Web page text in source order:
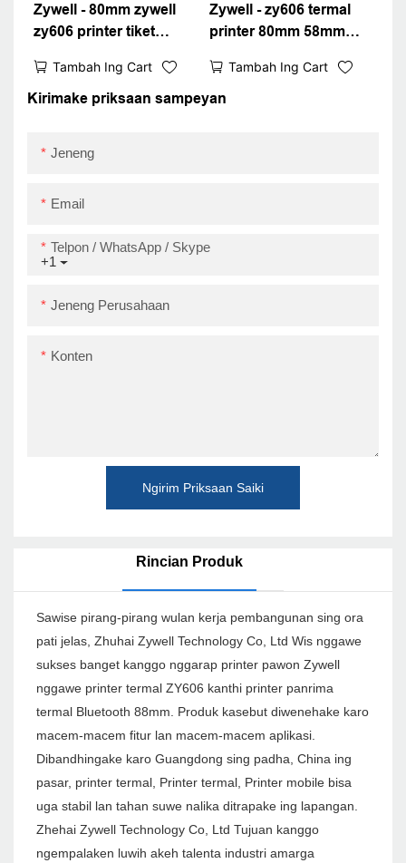
Zywell - 80mm zywell
zy606 printer tiket
kanthi gratis download
driver download gratis
Tambah Ing Cart
Zywell - zy606 termal
printer 80mm 58mm
pesenan swara Printer
pos mesin desktop 80
Tambah Ing Cart
Kirimake priksaan sampeyan
Jeneng
Email
+1
Telpon / WhatsApp / Skype
Jeneng Perusahaan
Konten
Ngirim Priksaan Saiki
Rincian Produk
Sawise pirang-pirang wulan kerja pembangunan sing ora
pati jelas, Zhuhai Zywell Technology Co, Ltd Wis nggawe
sukses banget kanggo nggarap printer pawon Zywell
nggawe printer termal ZY606 kanthi printer panrima
termal Bluetooth 88mm. Produk kasebut diwenehake karo
macem-macem fitur lan macem-macem aplikasi.
Dibandhingake karo Guangdong sing padha, China ing
pasar, printer termal, Printer termal, Printer mobile bisa
uga stabil lan tahan suwe nalika ditrapake ing lapangan.
Zhehai Zywell Technology Co, Ltd Tujuan kanggo
ngempalaken luwih akeh talenta industri amarga